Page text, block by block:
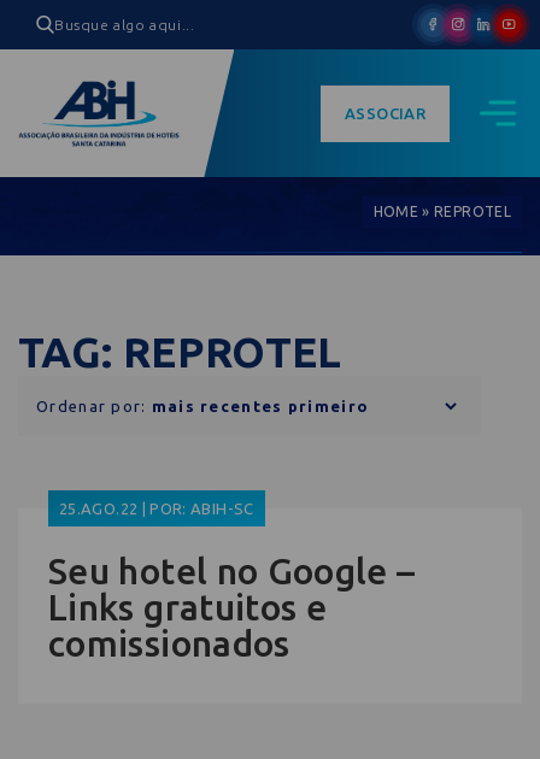
ASSOCIAR
HOME »REPROTEL
TAG: REPROTEL
Ordenar por:
25.AGO.22 | POR: ABIH-SC
Seu hotel no Google –
Links gratuitos e
comissionados